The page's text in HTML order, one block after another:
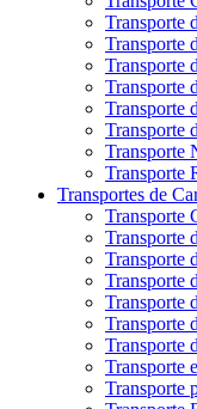
Transporte
Transporte
Transporte
Transporte
Transporte
Transporte
Transporte
Transporte
Transportes de
Transporte
Transporte
Transporte
Transporte
Transporte
Transporte
Transporte
Transporte
Transporte